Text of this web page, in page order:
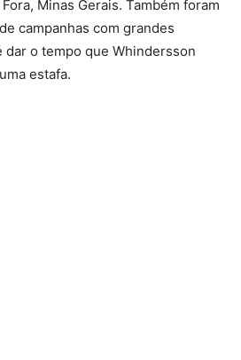
Minas Gerais. Também foram
campanhas com grandes
dar o tempo que Whindersson
estafa.